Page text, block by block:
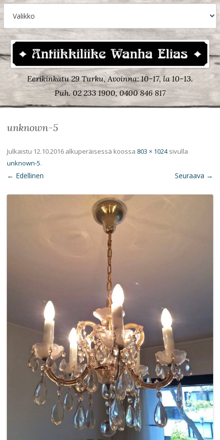
Eerikinkatu 29 Turku, Avoinna: 10-17, la 10-13.
Puh. 02 233 1900, 0400 846 817
unknown-5
Julkaistu 12.10.2016 alkuperäisessä koossa 803 × 1024sivulla
unknown-5.
← Edellinen Seuraava →